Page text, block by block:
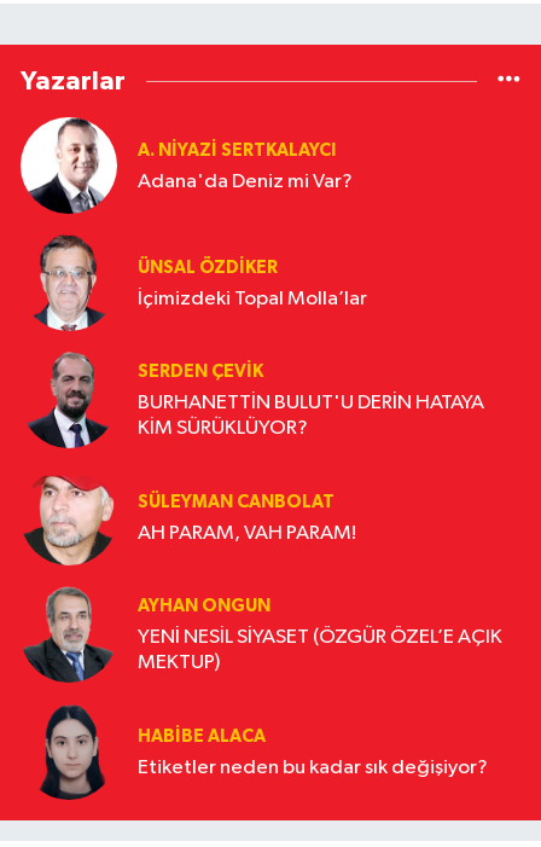
Yazarlar
A. NIYAZI SERTKALAYCI
Adana'da Deniz mi Var?
ÜNSAL ÖZDIKER
İçimizdeki Topal Molla’lar
SERDEN ÇEVIK
BURHANETTİN BULUT'U DERİN HATAYA
KİM SÜRÜKLÜYOR?
SÜLEYMAN CANBOLAT
AH PARAM, VAH PARAM!
AYHAN ONGUN
YENİ NESİL SİYASET (ÖZGÜR ÖZEL’E AÇIK
MEKTUP)
HABIBE ALACA
Etiketler neden bu kadar sık değişiyor?